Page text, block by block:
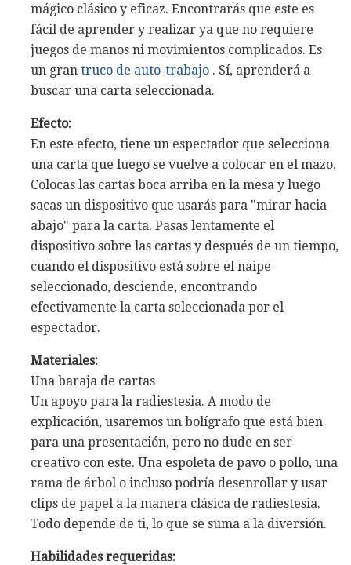
mágico clásico y eficaz. Encontrarás que este es
fácil de aprender y realizar ya que no requiere
juegos de manos ni movimientos complicados. Es
un gran truco de auto-trabajo . Sí, aprenderá a
buscar una carta seleccionada.
Efecto:
En este efecto, tiene un espectador que selecciona
una carta que luego se vuelve a colocar en el mazo.
Colocas las cartas boca arriba en la mesa y luego
sacas un dispositivo que usarás para "mirar hacia
abajo" para la carta. Pasas lentamente el
dispositivo sobre las cartas y después de un tiempo,
cuando el dispositivo está sobre el naipe
seleccionado, desciende, encontrando
efectivamente la carta seleccionada por el
espectador.
Materiales:
Una baraja de cartas
Un apoyo para la radiestesia. A modo de
explicación, usaremos un bolígrafo que está bien
para una presentación, pero no dude en ser
creativo con este. Una espoleta de pavo o pollo, una
rama de árbol o incluso podría desenrollar y usar
clips de papel a la manera clásica de radiestesia.
Todo depende de ti, lo que se suma a la diversión.
Habilidades requeridas: